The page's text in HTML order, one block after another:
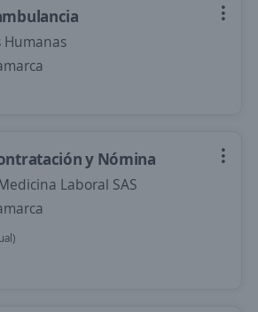
Humanas
y Nómina
Laboral SAS